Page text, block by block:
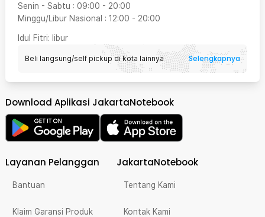
Senin - Sabtu : 09:00 - 20:00
Minggu/Libur Nasional : 12:00 - 20:00
Idul Fitri: libur
Beli langsung/self pickup di kota lainnya Selengkapnya
Download Aplikasi JakartaNotebook
Layanan Pelanggan
Bantuan
Klaim Garansi Produk
JakartaNotebook
Tentang Kami
Kontak Kami